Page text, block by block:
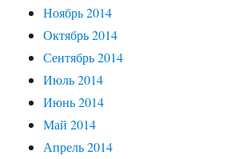
Ноябрь 2014
Октябрь 2014
Сентябрь 2014
Июль 2014
Июнь 2014
Май 2014
Апрель 2014